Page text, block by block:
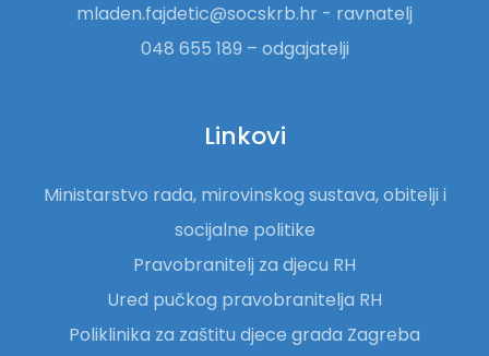
mladen.fajdetic@socskrb.hr - ravnatelj
048 655 189 – odgajatelji
Linkovi
Ministarstvo rada, mirovinskog sustava, obitelji i
socijalne politike
Pravobranitelj za djecu RH
Ured pučkog pravobranitelja RH
Poliklinika za zaštitu djece grada Zagreba